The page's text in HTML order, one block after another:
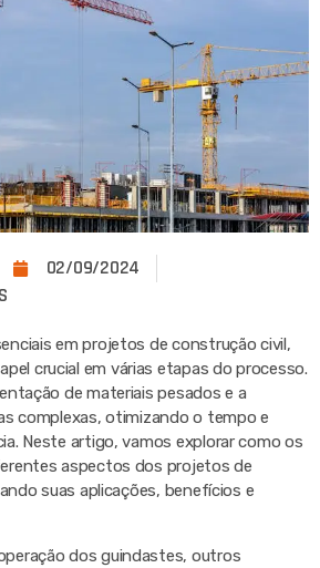
02/09/2024
em projetos de construção civil,
crucial em várias etapas do processo.
de materiais pesados e a
complexas, otimizando o tempo e
Neste artigo, vamos explorar como os
aspectos dos projetos de
suas aplicações, benefícios e
dos guindastes, outros